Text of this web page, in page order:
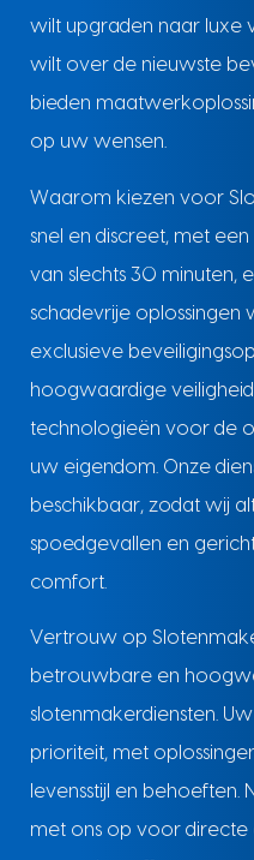
wilt upgraden naar luxe
wilt over de nieuwste
bieden
op uw wensen.
Waarom kiezen voor
snel en discreet, met
van slechts 30 minuten,
schadevrije oplossingen
exclusieve
hoogwaardige
technologieën voor de
uw eigendom. Onze
beschikbaar, zodat wij
spoedgevallen en
comfort.
Vertrouw op
betrouwbare en
slotenmakerdiensten.
prioriteit, met
levensstijl en
met ons op voor directe